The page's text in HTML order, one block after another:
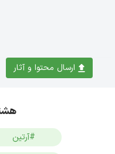
ارسال محتوا و آثار
#آرتین